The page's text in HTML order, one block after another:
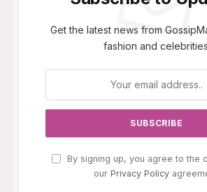
Get the latest news from
fashion and
By signing up, you agree to the
our Privacy Policy